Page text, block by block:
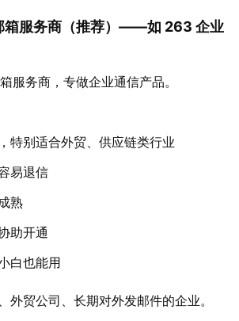
服务商（推荐）——如 263 企业
服务商，专做企业通信产品。
特别适合外贸、供应链类行业
易退信
熟
助开通
白也能用
外贸公司、长期对外发邮件的企业。